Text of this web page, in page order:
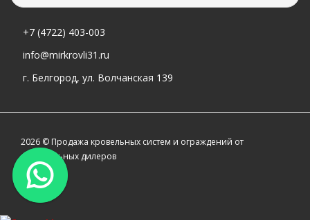
+7 (4722) 403-003
info@mirkrovli31.ru
г. Белгород, ул. Волчанская 139
2026 © Продажа кровельных систем и ограждений от
официальных дилеров